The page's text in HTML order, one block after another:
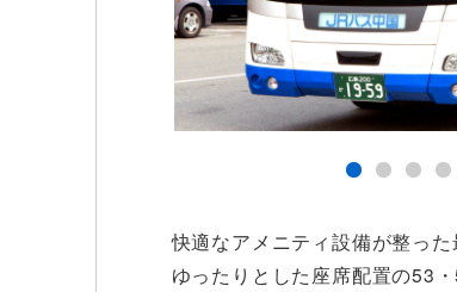
快適なアメニティ設備が整った
ゆったりとした座席配置の53